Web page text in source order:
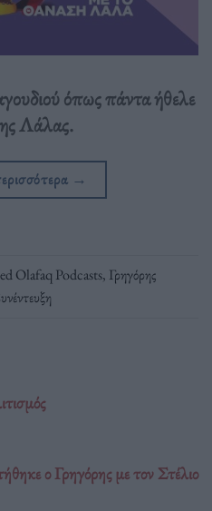
όπως πάντα ήθελε
Λάλας.
→
Olafaq Podcasts, Γρηγόρης
ο Γρηγόρης με τον Στέλιο